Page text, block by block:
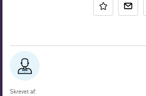
Skrevet af: